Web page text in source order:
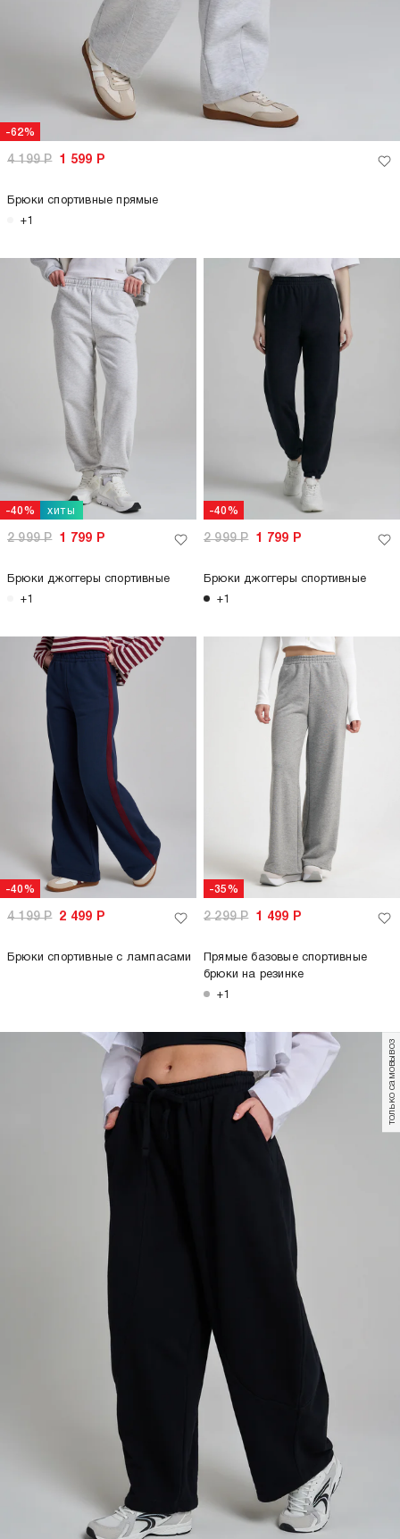
-62%
4 199Р 1 599 Р
Брюки спортивные прямые
+1
-40% хиты
2 999Р 1 799 Р
Брюки джоггеры спортивные
+1
-40%
2 999Р 1 799 Р
Брюки джоггеры спортивные
+1
-40%
4 199Р 2 499 Р
Брюки спортивные с лампасами
-35%
2 299Р 1 499 Р
Прямые базовые спортивные
брюки на резинке
+1
только самовывоз